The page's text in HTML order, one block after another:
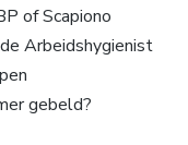
of Scapiono
Arbeidshygienist
gebeld?